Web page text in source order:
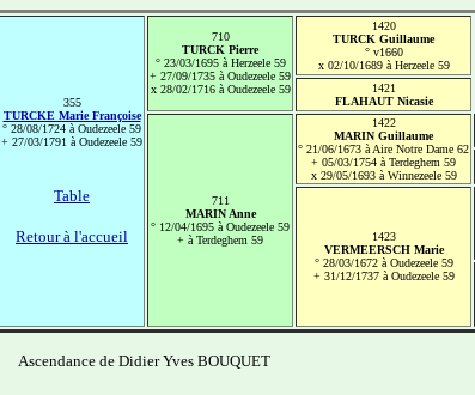
355
TURCKE Marie Françoise
° 28/08/1724 à Oudezeele 59
+ 27/03/1791 à Oudezeele 59
Table
Retour à l'accueil
710
TURCK Pierre
° 23/03/1695 à Herzeele 59
+ 27/09/1735 à Oudezeele 59
x 28/02/1716 à Oudezeele 59
1420
TURCK Guillaume
° v1660
x 02/10/1689 à Herzeele 59
1421
FLAHAUT Nicasie
711
MARIN Anne
° 12/04/1695 à Oudezeele 59
+ à Terdeghem 59
1422
MARIN Guillaume
° 21/06/1673 à Aire Notre Dame 62
+ 05/03/1754 à Terdeghem 59
x 29/05/1693 à Winnezeele 59
1423
VERMEERSCH Marie
° 28/03/1672 à Oudezeele 59
+ 31/12/1737 à Oudezeele 59
Ascendance de Didier Yves BOUQUET------------------------------